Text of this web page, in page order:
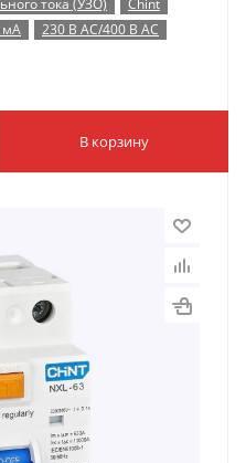
тока (УЗО)
Chint
мА 230 В AC/400 В AC
В корзину